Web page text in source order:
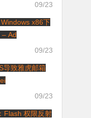
09/23
x86下
– Ad
09/23
导致雅虎邮箱
09/23
Flash 权限反射